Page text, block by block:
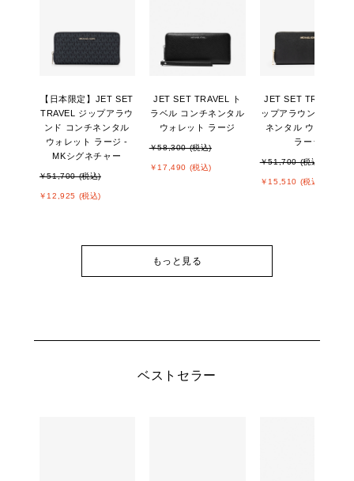
【日本限定】JET SET
TRAVEL ジップアラウ
ンド コンチネンタル
ウォレット ラージ -
MKシグネチャー
￥51,700 (税込)
￥12,925 (税込)
JET SET TRAVEL ト
ラベル コンチネンタル
ウォレット ラージ
￥58,300 (税込)
￥17,490 (税込)
JET SET TRAVEL ジ
ップアラウンド コン
ネンタル ウォレット
ラージ
￥51,700 (税込)
￥15,510 (税込)
もっと見る
ベストセラー